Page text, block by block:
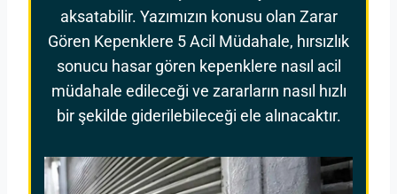
aksatabilir. Yazımızın konusu olan Zarar
Gören Kepenklere 5 Acil Müdahale, hırsızlık
sonucu hasar gören kepenklere nasıl acil
müdahale edileceği ve zararların nasıl hızlı
bir şekilde giderilebileceği ele alınacaktır.